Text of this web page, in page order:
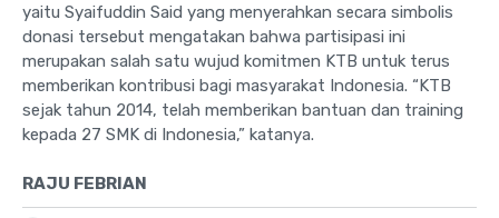
yaitu Syaifuddin Said yang menyerahkan secara simbolis
donasi tersebut mengatakan bahwa partisipasi ini
merupakan salah satu wujud komitmen KTB untuk terus
memberikan kontribusi bagi masyarakat Indonesia. “KTB
sejak tahun 2014, telah memberikan bantuan dan training
kepada 27 SMK di Indonesia,” katanya.
RAJU FEBRIAN